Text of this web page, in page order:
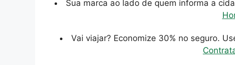
Sua marca ao lado de quem informa a
Vai viajar? Economize 30% no seguro.